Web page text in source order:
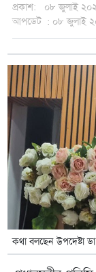
প্রকাশ:
০৮ জুলাই
আপডেট : ০৮ জুলাই
কথা বলছেন উপদেষ্টা